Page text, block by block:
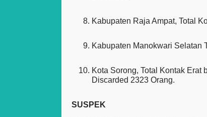
Kabupaten Raja Ampat, Total
Kabupaten Manokwari Selatan
Kota Sorong, Total Kontak Erat
Discarded 2323 Orang.
SUSPEK